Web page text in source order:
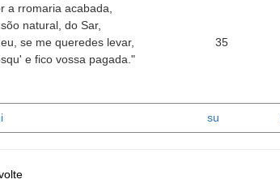
a rromaria acabada,
natural, do Sar,
eu, se me queredes levar, 35
e fico vossa pagada."
su